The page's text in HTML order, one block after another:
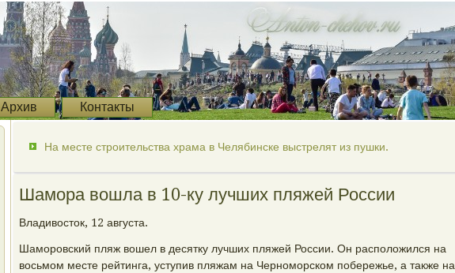
Архив Контакты
На месте строительства храма в Челябинске выстрелят из пушки.
Шамора вошла в 10-ку лучших пляжей России
Владивосток, 12 августа.
Шаморовский пляж вошел в десятку лучших пляжей России. Он расположился на
восьмом месте рейтинга, уступив пляжам на Черноморском побережье, а также на